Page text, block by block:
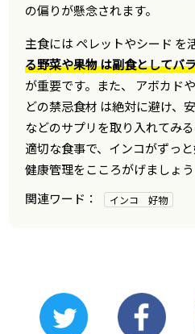
の偏りが懸念されます。
主食には ペレットやシード を
る野菜や果物 は副食としてバ
が重要です。また、 アボカド
どの禁忌食材 は絶対に避け、
などのサプリを取り入れてみ
適切な食事で、インコがずっ
健康管理をこころがげましょう
インコ 好物